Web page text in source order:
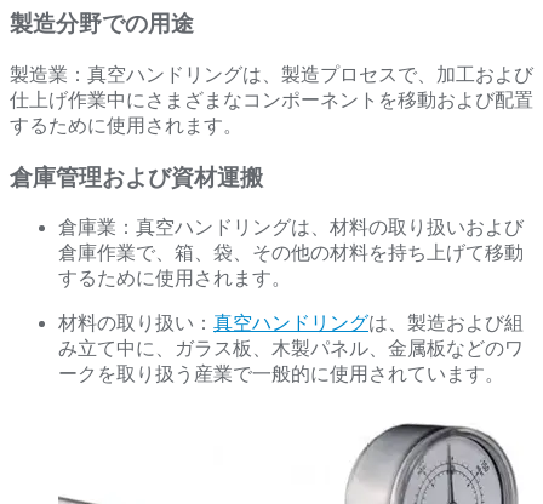
製造分野での用途
製造業：真空ハンドリングは、製造プロセスで、加工および
仕上げ作業中にさまざまなコンポーネントを移動および配置
するために使用されます。
倉庫管理および資材運搬
倉庫業：真空ハンドリングは、材料の取り扱いおよび
倉庫作業で、箱、袋、その他の材料を持ち上げて移動
するために使用されます。
材料の取り扱い： 真空ハンドリングは、製造および組
み立て中に、ガラス板、木製パネル、金属板などのワ
ークを取り扱う産業で一般的に使用されています。